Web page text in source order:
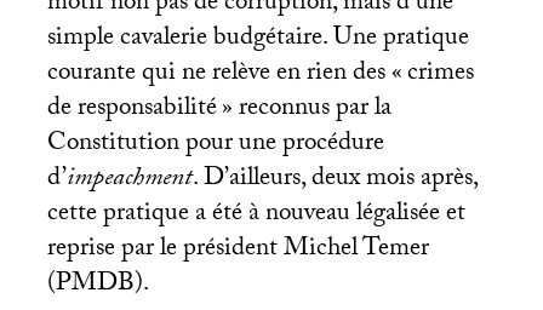
simple cavalerie budgétaire. Une pratique
courante qui ne relève en rien des «crimes
de responsabilité» reconnus par la
Constitution pour une procédure
d’impeachment. D’ailleurs, deux mois après,
cette pratique a été à nouveau légalisée et
reprise par le président Michel Temer
(PMDB).